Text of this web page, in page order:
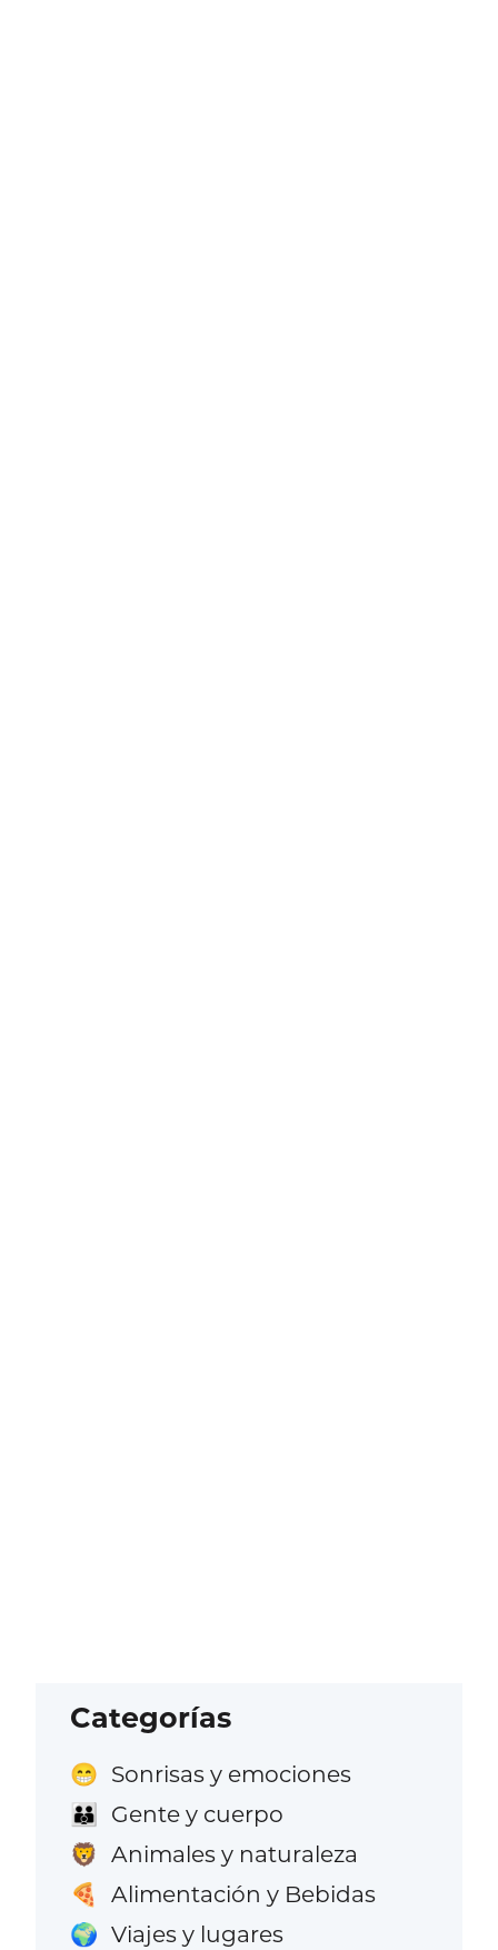
Categorías
😁 Sonrisas y emociones
👪 Gente y cuerpo
🦁 Animales y naturaleza
🍕 Alimentación y Bebidas
🌍 Viajes y lugares